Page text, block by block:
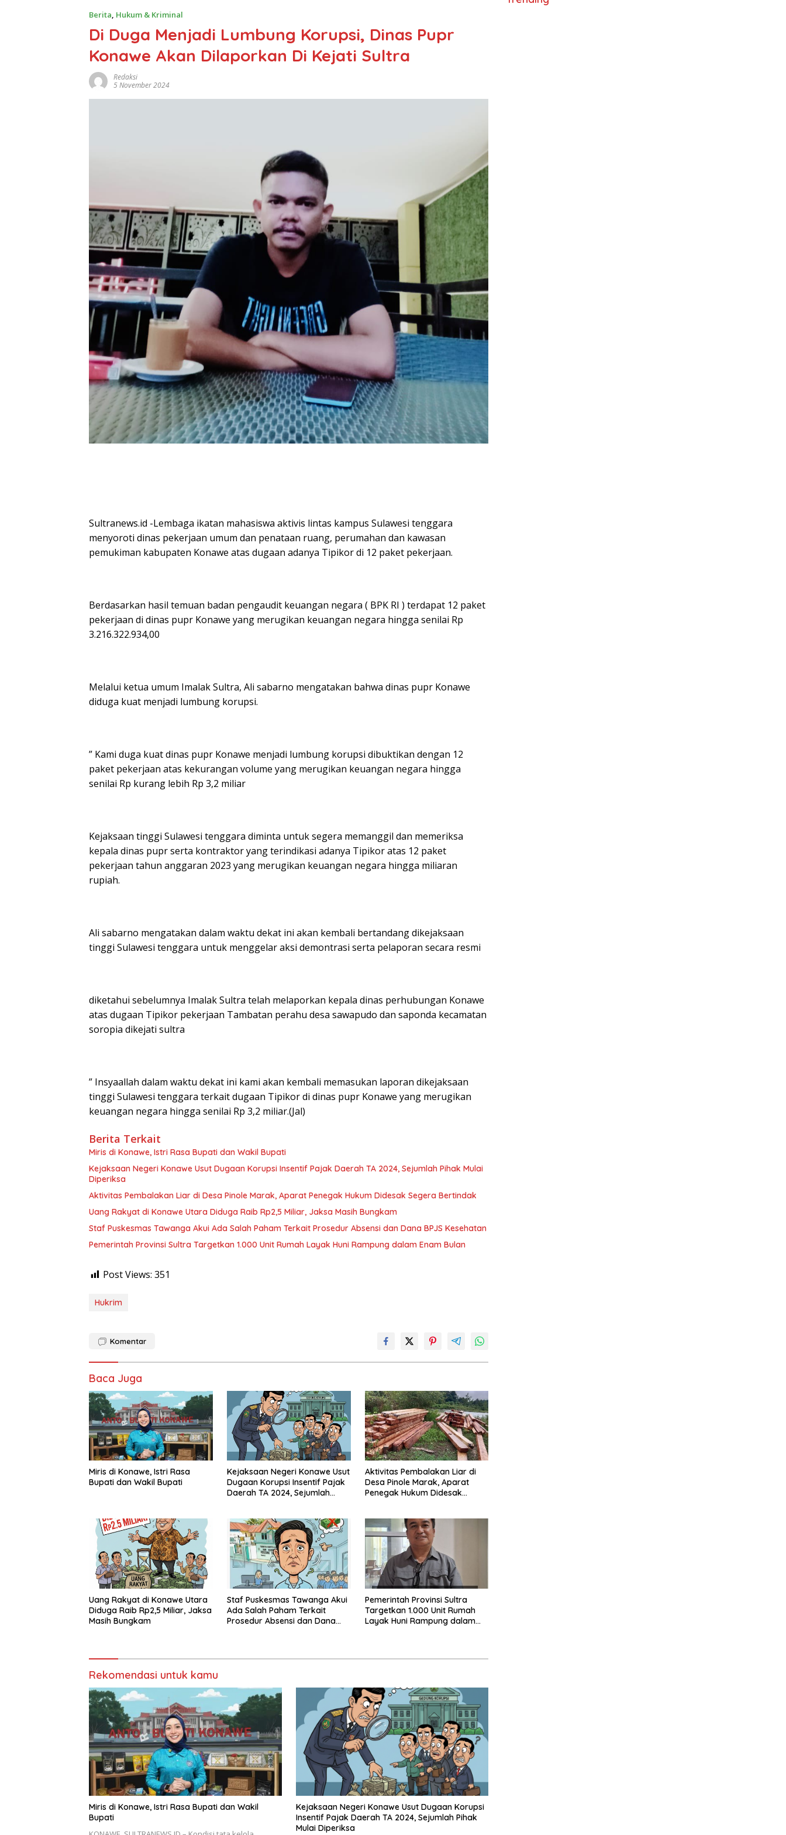
Berita, Hukum & Kriminal
Di Duga Menjadi Lumbung Korupsi, Dinas Pupr
Konawe Akan Dilaporkan Di Kejati Sultra
Redaksi
5 November 2024
Sultranews.id -Lembaga ikatan mahasiswa aktivis lintas kampus Sulawesi tenggara
menyoroti dinas pekerjaan umum dan penataan ruang, perumahan dan kawasan
pemukiman kabupaten Konawe atas dugaan adanya Tipikor di 12 paket pekerjaan.
Berdasarkan hasil temuan badan pengaudit keuangan negara ( BPK RI ) terdapat 12 paket
pekerjaan di dinas pupr Konawe yang merugikan keuangan negara hingga senilai Rp
3.216.322.934,00
Melalui ketua umum Imalak Sultra, Ali sabarno mengatakan bahwa dinas pupr Konawe
diduga kuat menjadi lumbung korupsi.
” Kami duga kuat dinas pupr Konawe menjadi lumbung korupsi dibuktikan dengan 12
paket pekerjaan atas kekurangan volume yang merugikan keuangan negara hingga
senilai Rp kurang lebih Rp 3,2 miliar
Kejaksaan tinggi Sulawesi tenggara diminta untuk segera memanggil dan memeriksa
kepala dinas pupr serta kontraktor yang terindikasi adanya Tipikor atas 12 paket
pekerjaan tahun anggaran 2023 yang merugikan keuangan negara hingga miliaran
rupiah.
Ali sabarno mengatakan dalam waktu dekat ini akan kembali bertandang dikejaksaan
tinggi Sulawesi tenggara untuk menggelar aksi demontrasi serta pelaporan secara resmi
diketahui sebelumnya Imalak Sultra telah melaporkan kepala dinas perhubungan Konawe
atas dugaan Tipikor pekerjaan Tambatan perahu desa sawapudo dan saponda kecamatan
soropia dikejati sultra
” Insyaallah dalam waktu dekat ini kami akan kembali memasukan laporan dikejaksaan
tinggi Sulawesi tenggara terkait dugaan Tipikor di dinas pupr Konawe yang merugikan
keuangan negara hingga senilai Rp 3,2 miliar.(Jal)
Berita Terkait
Miris di Konawe, Istri Rasa Bupati dan Wakil Bupati
Kejaksaan Negeri Konawe Usut Dugaan Korupsi Insentif Pajak Daerah TA 2024, Sejumlah Pihak Mulai
Diperiksa
Aktivitas Pembalakan Liar di Desa Pinole Marak, Aparat Penegak Hukum Didesak Segera Bertindak
Uang Rakyat di Konawe Utara Diduga Raib Rp2,5 Miliar, Jaksa Masih Bungkam
Staf Puskesmas Tawanga Akui Ada Salah Paham Terkait Prosedur Absensi dan Dana BPJS Kesehatan
Pemerintah Provinsi Sultra Targetkan 1.000 Unit Rumah Layak Huni Rampung dalam Enam Bulan
Post Views: 351
Hukrim
Komentar
Baca Juga
Miris di Konawe, Istri Rasa
Bupati dan Wakil Bupati
Kejaksaan Negeri Konawe Usut
Dugaan Korupsi Insentif Pajak
Daerah TA 2024, Sejumlah
Aktivitas Pembalakan Liar di
Desa Pinole Marak, Aparat
Penegak Hukum Didesak
Uang Rakyat di Konawe Utara
Diduga Raib Rp2,5 Miliar, Jaksa
Masih Bungkam
Staf Puskesmas Tawanga Akui
Ada Salah Paham Terkait
Prosedur Absensi dan Dana
Pemerintah Provinsi Sultra
Targetkan 1.000 Unit Rumah
Layak Huni Rampung dalam
Rekomendasi untuk kamu
Miris di Konawe, Istri Rasa Bupati dan Wakil
Bupati
Kejaksaan Negeri Konawe Usut Dugaan Korupsi
Insentif Pajak Daerah TA 2024, Sejumlah Pihak
Mulai Diperiksa